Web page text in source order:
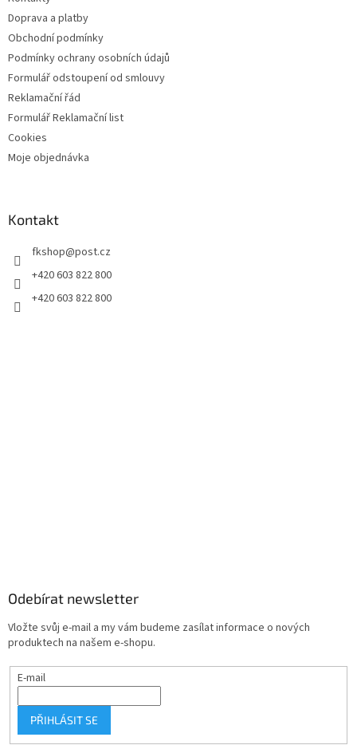
Doprava a platby
Obchodní podmínky
Podmínky ochrany osobních údajů
Formulář odstoupení od smlouvy
Reklamační řád
Formulář Reklamační list
Cookies
Moje objednávka
Kontakt
fkshop@post.cz
+420 603 822 800
+420 603 822 800
Odebírat newsletter
Vložte svůj e-mail a my vám budeme zasílat informace o nových
produktech na našem e-shopu.
E-mail
PŘIHLÁSIT SE